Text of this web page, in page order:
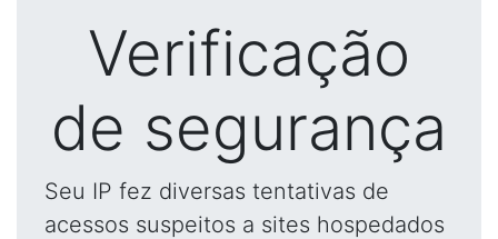
Verificação
de segurança
Seu IP fez diversas tentativas de
acessos suspeitos a sites hospedados